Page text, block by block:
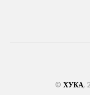
© ХУКА,